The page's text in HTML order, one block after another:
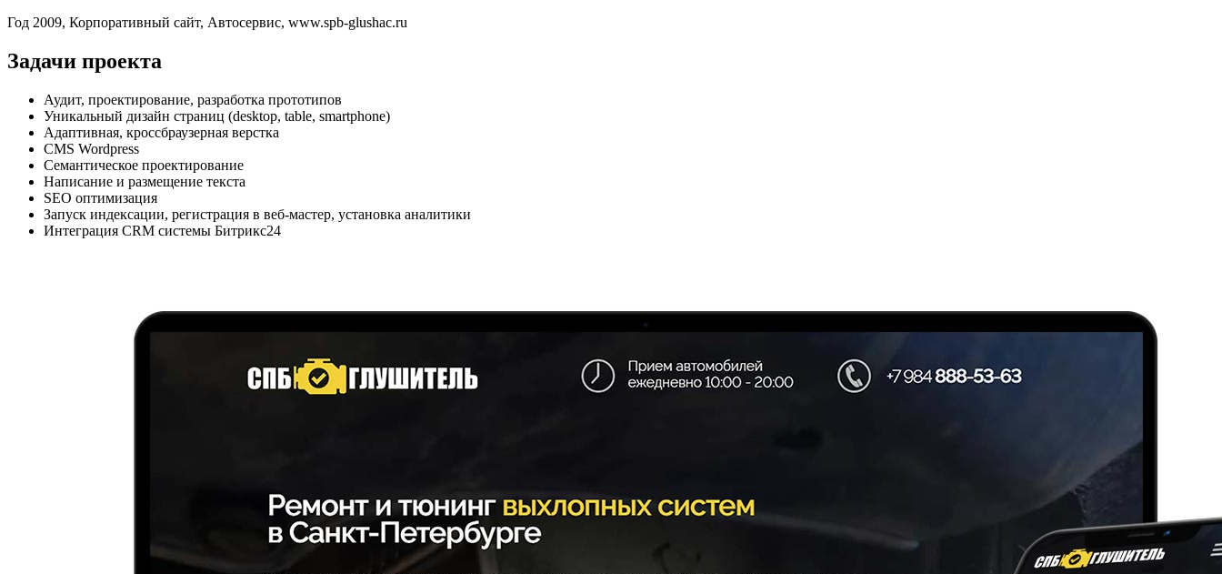
Год 2009, Корпоративный сайт, Автосервис, www.spb-glushac.ru
Задачи проекта
Аудит, проектирование, разработка прототипов
Уникальный дизайн страниц (desktop, table, smartphone)
Адаптивная, кроссбраузерная верстка
CMS Wordpress
Семантическое проектирование
Написание и размещение текста
SEO оптимизация
Запуск индексации, регистрация в веб-мастер, установка аналитики
Интеграция CRM системы Битрикс24